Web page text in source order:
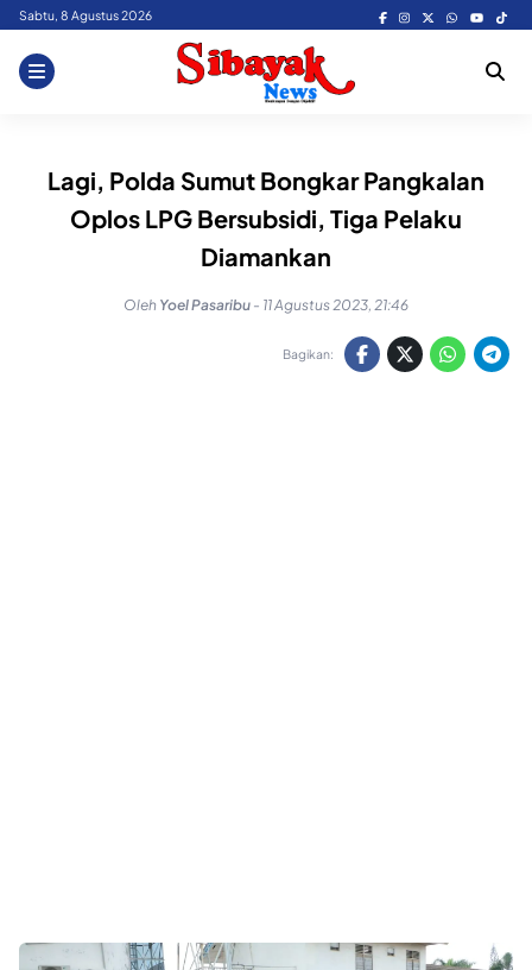
Skip
content
Sabtu, 8 Agustus 2026
Lagi, Polda Sumut Bongkar Pangkalan
Oplos LPG Bersubsidi, Tiga Pelaku
Diamankan
Oleh Yoel Pasaribu - 11 Agustus 2023, 21:46
Bagikan: